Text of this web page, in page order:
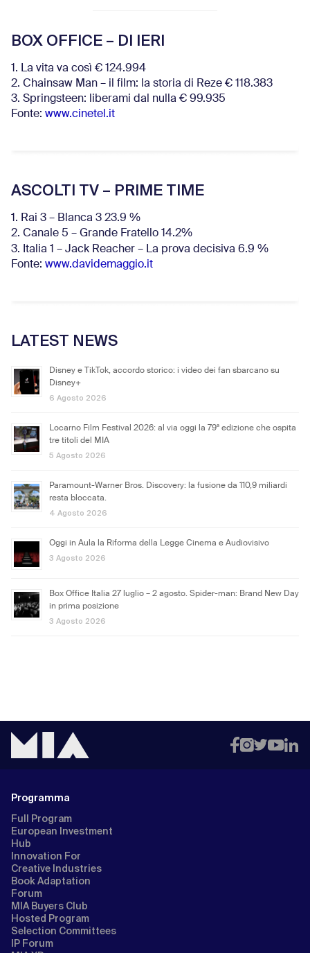
BOX OFFICE – DI IERI
1. La vita va così € 124.994
2. Chainsaw Man – il film: la storia di Reze € 118.383
3. Springsteen: liberami dal nulla € 99.935
Fonte: www.cinetel.it
ASCOLTI TV – PRIME TIME
1. Rai 3 – Blanca 3 23.9 %
2. Canale 5 – Grande Fratello 14.2%
3. Italia 1 – Jack Reacher – La prova decisiva 6.9 %
Fonte: www.davidemaggio.it
LATEST NEWS
Disney e TikTok, accordo storico: i video dei fan sbarcano su
Disney+
6 Agosto 2026
Locarno Film Festival 2026: al via oggi la 79ª edizione che ospita
tre titoli del MIA
5 Agosto 2026
Paramount-Warner Bros. Discovery: la fusione da 110,9 miliardi
resta bloccata.
4 Agosto 2026
Oggi in Aula la Riforma della Legge Cinema e Audiovisivo
3 Agosto 2026
Box Office Italia 27 luglio – 2 agosto. Spider-man: Brand New Day
in prima posizione
3 Agosto 2026
Programma
Full Program
European Investment
Hub
Innovation For
Creative Industries
Book Adaptation
Forum
MIA Buyers Club
Hosted Program
Selection Committees
IP Forum